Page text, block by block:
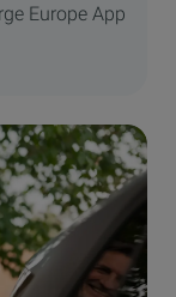
Europe App